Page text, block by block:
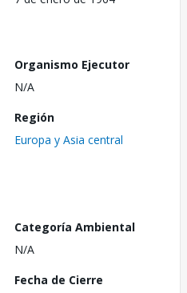
Organismo Ejecutor
N/A
Región
Europa y Asia central
Categoría Ambiental
N/A
Fecha de Cierre